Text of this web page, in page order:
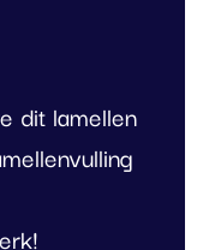
dit lamellen